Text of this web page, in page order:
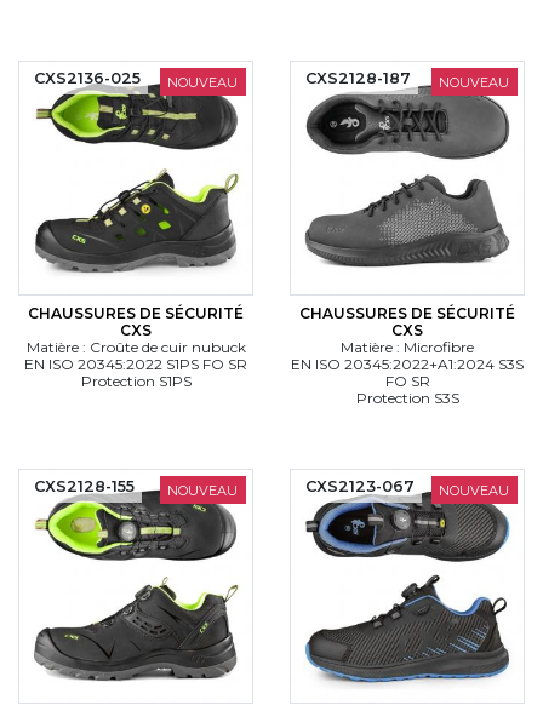
NOUVEAU
CHAUSSURES DE SÉCURITÉ
CXS
Matière : Croûte de cuir nubuck
EN ISO 20345:2022 S1PS FO SR
Protection S1PS
CXS2136-025 NOUVEAU
CHAUSSURES DE SÉCURITÉ
CXS
Matière : Microfibre
EN ISO 20345:2022+A1:2024 S3S
FO SR
Protection S3S
CXS2128-187
NOUVEAU
CXS2128-155 NOUVEAU
CXS2123-067